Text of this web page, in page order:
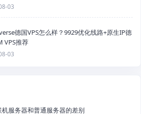
03
德国VPS怎么样？9929优化线路+原生IP德
VPS推荐
03
机服务器和普通服务器的差别